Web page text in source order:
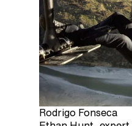
Rodrigo Fonseca